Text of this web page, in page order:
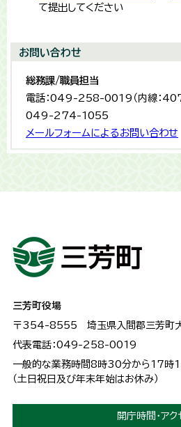
て提出してください
お問い合わせ
総務課/職員担当
電話：049-258-0019（内線：
049-274-1055
メールフォームによるお問い合わせ
三芳町役場
〒354-8555 埼玉県入間郡三芳町
代表電話：049-258-0019
一般的な業務時間8時30分から17時
（土日祝日及び年末年始はお休み）
開庁時間・アク